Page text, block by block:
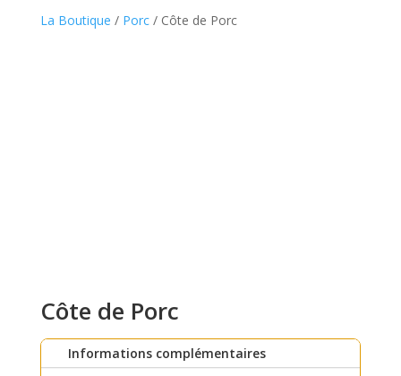
La Boutique / Porc/ Côte de Porc
Côte de Porc
Informations complémentaires